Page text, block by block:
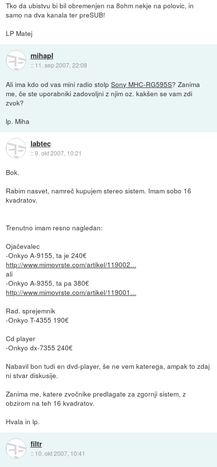
Tko da ubistvu bi bil obremenjen na 8ohm nekje na polovic, in
samo na dva kanala ter preSUB!
LP Matej
mihapl
:: 11. sep 2007, 22:08
Ali ima kdo od vas mini radio stolpSony MHC-RG595S? Zanima
me, če ste uporabniki zadovoljni z njim oz. kakšen se vam zdi
zvok?
lp. Miha
labtec
::9. okt 2007, 10:21
Bok.
Rabim nasvet, namreč kupujem stereo sistem. Imam sobo 16
kvadratov.
Trenutno imam resno nagledan:
Ojačevalec
-Onkyo A-9155, ta je 240€
http://www.mimovrste.com/artikel/119002...
ali
-Onkyo A-9355, ta pa 380€
http://www.mimovrste.com/artikel/119001...
Rad. sprejemnik
-Onkyo T-4355 190€
Cd player
-Onkyo dx-7355 240€
Nabavil bon tudi en dvd-player, še ne vem katerega, ampak to zdaj
ni stvar diskusije.
Zanima me, katere zvočnike predlagate za zgornji sistem, z
obzirom na teh 16 kvadratov.
Hvala in lp.
filtr
:: 10. okt 2007, 10:41